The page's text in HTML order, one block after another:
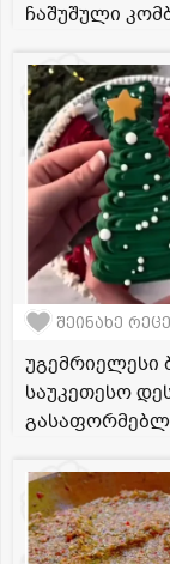
ჩაშუშული
შეინახე
უგემრიელესი
საუკეთესო